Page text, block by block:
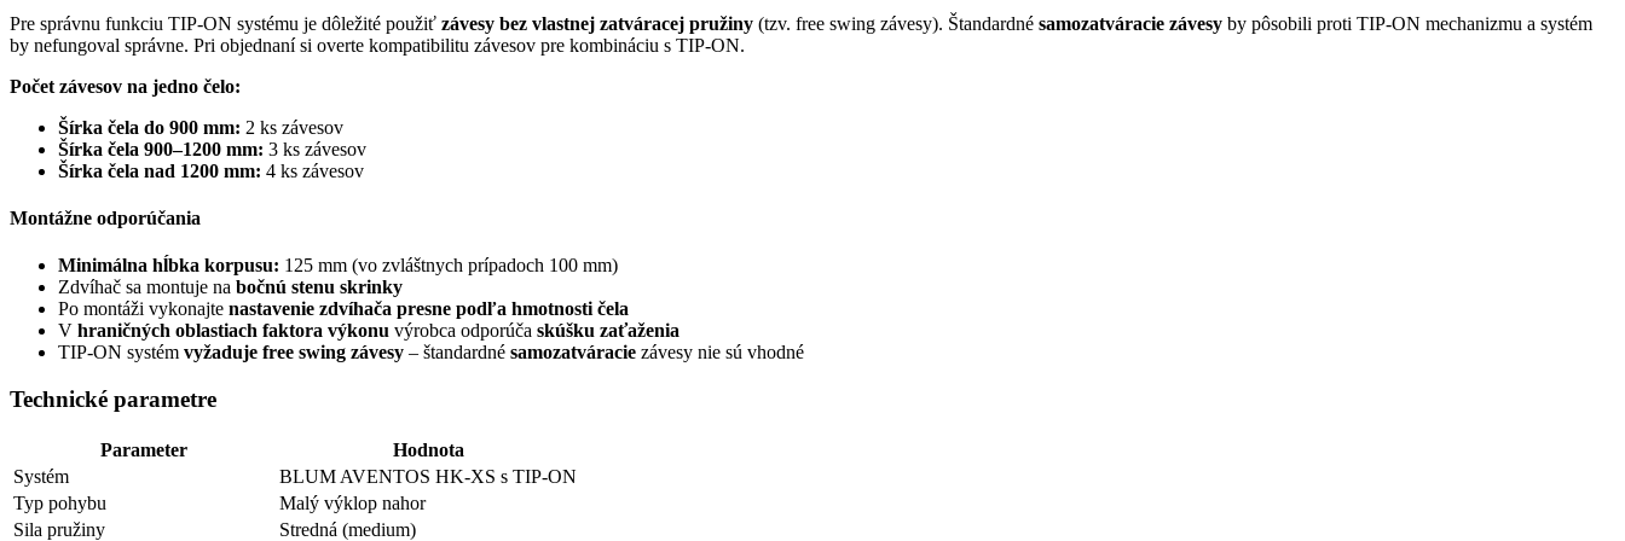
Pre správnu funkciu TIP-ON systému je dôležité použiť závesy bez vlastnej zatváracej pružiny (tzv. free swing závesy). Štandardné samozatváracie závesy by pôsobili proti TIP-ON mechanizmu a systém
by nefungoval správne. Pri objednaní si overte kompatibilitu závesov pre kombináciu s TIP-ON.
Počet závesov na jedno čelo:
Šírka čela do 900 mm: 2 ks závesov
Šírka čela 900–1200 mm: 3 ks závesov
Šírka čela nad 1200 mm: 4 ks závesov
Montážne odporúčania
Minimálna hĺbka korpusu: 125 mm (vo zvláštnych prípadoch 100 mm)
Zdvíhač sa montuje na bočnú stenu skrinky
Po montáži vykonajte nastavenie zdvíhača presne podľa hmotnosti čela
V hraničných oblastiach faktora výkonu výrobca odporúča skúšku zaťaženia
TIP-ON systém vyžaduje free swing závesy – štandardné samozatváracie závesy nie sú vhodné
Technické parametre
Parameter
Hodnota
Systém
BLUM AVENTOS HK-XS s TIP-ON
Typ pohybu
Malý výklop nahor
Sila pružiny
Stredná (medium)